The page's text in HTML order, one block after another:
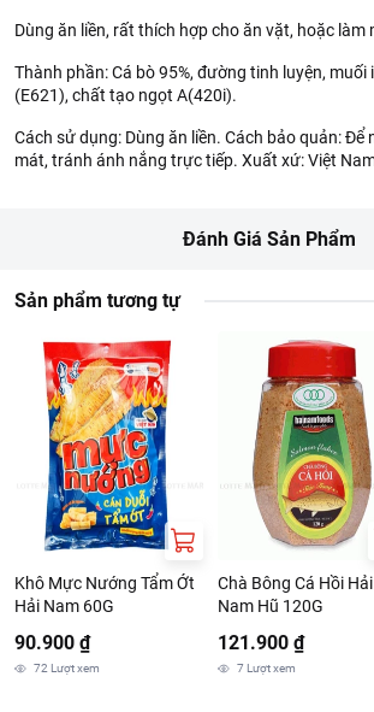
Dùng ăn liền, rất thích hợp cho ăn vặt, hoặc làm
Thành phần: Cá bò 95%, đường tinh luyện, muối
(E621), chất tạo ngọt A(420i).
Cách sử dụng: Dùng ăn liền. Cách bảo quản: Để
mát, tránh ánh nắng trực tiếp. Xuất xứ: Việt
Đánh Giá Sản Phẩm
Sản phẩm tương tự
Khô Mực Nướng Tẩm Ớt
Hải Nam 60G
90.900 ₫
72 Lượt xem
Chà Bông Cá Hồi Hải
Nam Hũ 120G
121.900 ₫
7 Lượt xem